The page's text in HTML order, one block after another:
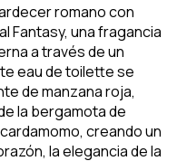
romano con
Fantasy, una fragancia
a través de un
eau de toilette se
de manzana roja,
la bergamota de
creando un
la elegancia de la